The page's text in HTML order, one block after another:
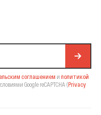
соглашением и политикой
Google reCAPTCHA (Privacy